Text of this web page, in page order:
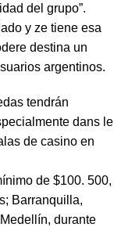
del grupo”.
y ze tiene esa
destina un
argentinos.
tendrán
dans le
de casino en
de $100. 500,
Barranquilla,
durante